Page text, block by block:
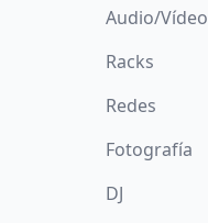
Audio/Vídeo
Racks
Redes
Fotografía
DJ